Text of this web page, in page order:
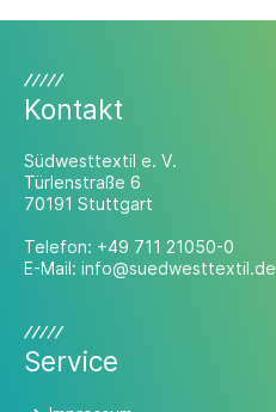
Kontakt
Südwesttextil e. V.
Türlenstraße 6
70191 Stuttgart
Telefon: +49 711 21050-0
E-Mail: info@suedwesttextil.de
Service